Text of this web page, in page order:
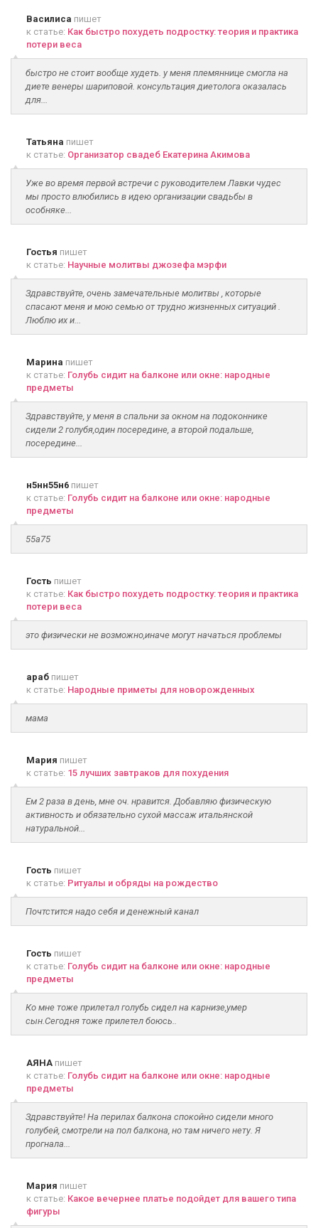
Василиса пишет
к статье: Как быстро похудеть подростку: теория и практика
потери веса
быстро не стоит вообще худеть. у меня племяннице смогла на
диете венеры шариповой. консультация диетолога оказалась
для...
Татьяна пишет
к статье: Организатор свадеб Екатерина Акимова
Уже во время первой встречи с руководителем Лавки чудес
мы просто влюбились в идею организации свадьбы в
особняке...
Гостья пишет
к статье: Научные молитвы джозефа мэрфи
Здравствуйте, очень замечательные молитвы , которые
спасают меня и мою семью от трудно жизненных ситуаций .
Люблю их и...
Марина пишет
к статье: Голубь сидит на балконе или окне: народные
предметы
Здравствуйте, у меня в спальни за окном на подоконнике
сидели 2 голубя,один посередине, а второй подальше,
посередине...
н5нн55н6 пишет
к статье: Голубь сидит на балконе или окне: народные
предметы
55а75
Гость пишет
к статье: Как быстро похудеть подростку: теория и практика
потери веса
это физически не возможно,иначе могут начаться проблемы
араб пишет
к статье: Народные приметы для новорожденных
мама
Мария пишет
к статье: 15 лучших завтраков для похудения
Ем 2 раза в день, мне оч. нравится. Добавляю физическую
активность и обязательно сухой массаж итальянской
натуральной...
Гость пишет
к статье: Ритуалы и обряды на рождество
Почтстится надо себя и денежный канал
Гость пишет
к статье: Голубь сидит на балконе или окне: народные
предметы
Ко мне тоже прилетал голубь сидел на карнизе,умер
сын.Сегодня тоже прилетел боюсь..
АЯНА пишет
к статье: Голубь сидит на балконе или окне: народные
предметы
Здравствуйте! На перилах балкона спокойно сидели много
голубей, смотрели на пол балкона, но там ничего нету. Я
прогнала...
Мария пишет
к статье: Какое вечернее платье подойдет для вашего типа
фигуры